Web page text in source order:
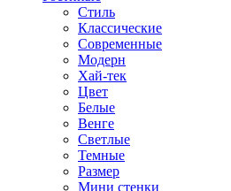
Стиль
Классические
Современные
Модерн
Хай-тек
Цвет
Белые
Венге
Светлые
Темные
Размер
Мини стенки